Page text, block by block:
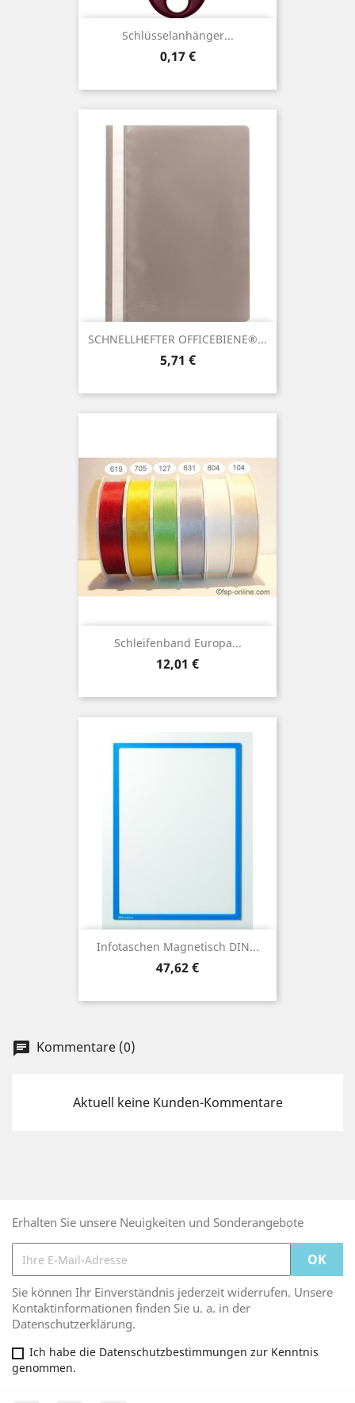
Schlüsselanhänger...
Preis
0,17 €
SCHNELLHEFTER OFFICEBIENE®...
Preis
5,71 €
Schleifenband Europa...
Preis
12,01 €
Infotaschen Magnetisch DIN...
Preis
47,62 €
chat Kommentare (0)
Aktuell keine Kunden-Kommentare
Erhalten Sie unsere Neuigkeiten und Sonderangebote
Sie können Ihr Einverständnis jederzeit widerrufen. Unsere
Kontaktinformationen finden Sie u. a. in der
Datenschutzerklärung.
Ich habe die Datenschutzbestimmungen zur Kenntnis
genommen.